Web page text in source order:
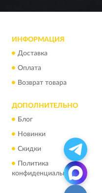
ИНФОРМАЦИЯ
Доставка
Оплата
Возврат товара
ДОПОЛНИТЕЛЬНО
Блог
Новинки
Скидки
Политика
конфиденциальности